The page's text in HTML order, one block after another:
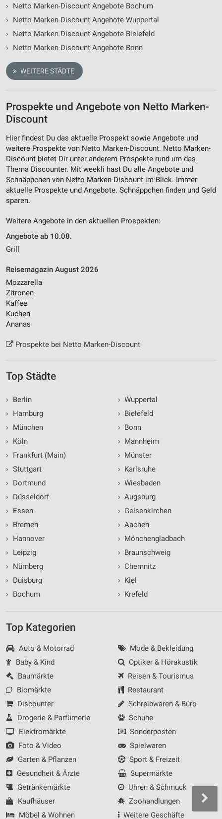
›
Netto Marken-Discount Angebote Bochum
›
Netto Marken-Discount Angebote Wuppertal
›
Netto Marken-Discount Angebote Bielefeld
›
Netto Marken-Discount Angebote Bonn
WEITERE STÄDTE
Prospekte und Angebote von Netto Marken-
Discount
Hier findest Du das aktuelle Prospekt sowie Angebote und
weitere Prospekte von Netto Marken-Discount. Netto Marken-
Discount bietet Dir unter anderem Prospekte rund um das
Thema Discounter. Mit weekli hast Du alle Angebote und
Schnäppchen von Netto Marken-Discount im Blick. Immer
aktuelle Prospekte und Angebote. Schnäppchen finden und Geld
sparen.
Weitere Angebote in den aktuellen Prospekten:
Angebote ab 10.08.
Grill
Reisemagazin August 2026
Mozzarella
Zitronen
Kaffee
Kuchen
Ananas
Prospekte bei Netto Marken-Discount
Top Städte
›
Berlin
›
Hamburg
›
München
›
Köln
›
Frankfurt (Main)
› Stuttgart
›
Dortmund
›
Düsseldorf
›
Essen
›
Bremen
›
Hannover
›
Leipzig
›
Nürnberg
›
Duisburg
›
Bochum
› Wuppertal
› Bielefeld
› Bonn
› Mannheim
› Münster
› Karlsruhe
› Wiesbaden
› Augsburg
› Gelsenkirchen
› Aachen
› Mönchengladbach
› Braunschweig
› Chemnitz
› Kiel
› Krefeld
Top Kategorien
Auto & Motorrad
Baby & Kind
Baumärkte
Biomärkte
Discounter
Drogerie & Parfümerie
Elektromärkte
Foto & Video
Garten & Pflanzen
Gesundheit & Ärzte
Getränkemärkte
Kaufhäuser
Möbel & Wohnen
Mode & Bekleidung
Optiker & Hörakustik
Reisen & Tourismus
Restaurant
Schreibwaren & Büro
Schuhe
Sonderposten
Spielwaren
Sport & Freizeit
Supermärkte
Uhren & Schmuck
Zoohandlungen
Weitere Geschäfte